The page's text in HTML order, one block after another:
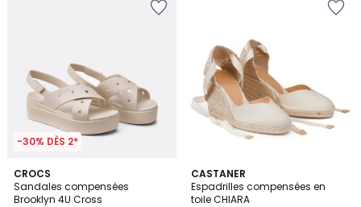
-30% DÈS 2*
CROCS
Sandales compensées
Brooklyn 4U Cross
2
Couleurs
CASTANER
Espadrilles compensées en
toile CHIARA
5
/
5